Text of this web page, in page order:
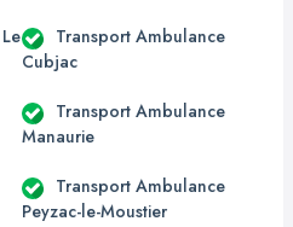
Transport Ambulance
Cubjac
Transport Ambulance
Manaurie
Transport Ambulance
Peyzac-le-Moustier